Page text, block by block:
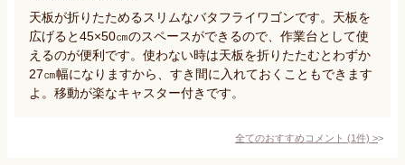
天板が折りたためるスリムなバタフライワゴンです。天板を
広げると45×50㎝のスペースができるので、作業台として使
えるのが便利です。使わない時は天板を折りたたむとわずか
27㎝幅になりますから、すき間に入れておくこともできます
よ。移動が楽なキャスター付きです。
全てのおすすめコメント (1件) >